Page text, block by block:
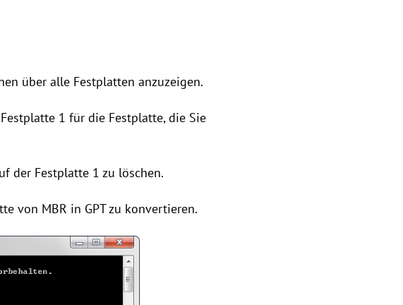
über alle Festplatten anzuzeigen.
Festplatte 1 für die Festplatte, die Sie
der Festplatte 1 zu löschen.
von MBR in GPT zu konvertieren.